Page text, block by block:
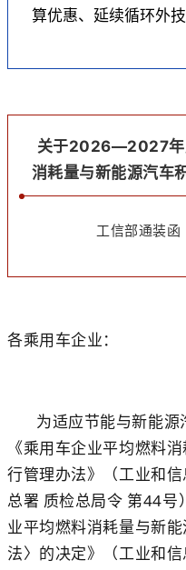
算优惠、延续循环外技
关于2026—2027年
消耗量与新能源汽车
工信部通装
各乘用车企业：
为适应节能与新能
《乘用车企业平均燃料
行管理办法》（工业和
总署 质检总局令 第44号
业平均燃料消耗量与新
法〉的决定》（工业和